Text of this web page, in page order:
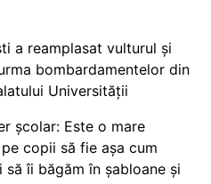
a reamplasat vulturul și
bombardamentelor din
Universității
școlar: Este o mare
copii să fie așa cum
îi băgăm în șabloane și